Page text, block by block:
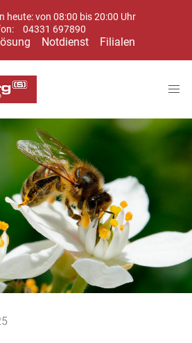
heute: von 08:00 bis 20:00 Uhr
04331 697890
Notdienst Filialen